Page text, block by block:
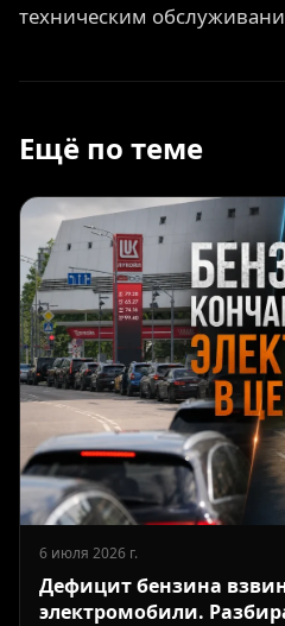
техническим
Ещё по теме
6 июля 2026 г.
Дефицит бензина
электромобили.